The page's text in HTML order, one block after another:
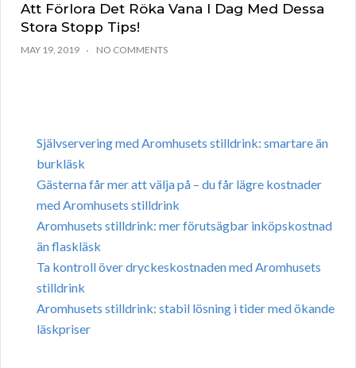
Att Förlora Det Röka Vana I Dag Med Dessa
Stora Stopp Tips!
MAY 19, 2019 NO COMMENTS
Självservering med Aromhusets stilldrink: smartare än
burkläsk
Gästerna får mer att välja på – du får lägre kostnader
med Aromhusets stilldrink
Aromhusets stilldrink: mer förutsägbar inköpskostnad
än flaskläsk
Ta kontroll över dryckeskostnaden med Aromhusets
stilldrink
Aromhusets stilldrink: stabil lösning i tider med ökande
läskpriser